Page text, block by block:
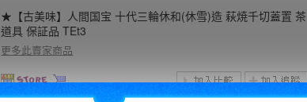
★【古美味】人間国宝 十代三輪休和(休雪)造 萩焼千切蓋置 茶
道具 保証品 TEt3
更多此賣家商品